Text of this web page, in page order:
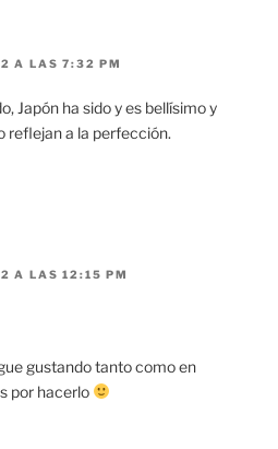
A LAS 7:32 PM
Japón ha sido y es bellísimo y
reflejan a la perfección.
A LAS 12:15 PM
gustando tanto como en
por hacerlo